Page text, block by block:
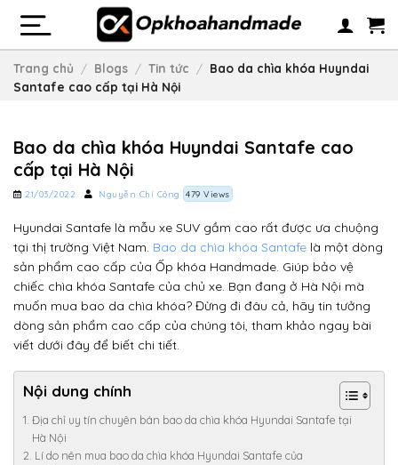
content
Trang chủ / Blogs / Tin tức / Bao da chìa khóa Huyndai
Santafe cao cấp tại Hà Nội
Bao da chìa khóa Huyndai Santafe cao
cấp tại Hà Nội
21/03/2022 Nguyễn Chí Công 479 Views
Hyundai Santafe là mẫu xe SUV gầm cao rất được ưa chuộng
tại thị trường Việt Nam. Bao da chìa khóa Santafe là một dòng
sản phẩm cao cấp của Ốp khóa Handmade. Giúp bảo vệ
chiếc chìa khóa Santafe của chủ xe. Bạn đang ở Hà Nội mà
muốn mua bao da chìa khóa? Đừng đi đâu cả, hãy tin tưởng
dòng sản phẩm cao cấp của chúng tôi, tham khảo ngay bài
viết dưới đây để biết chi tiết.
Nội dung chính
Địa chỉ uy tín chuyên bán bao da chìa khóa Hyundai Santafe tại
Hà Nội
Lí do nên mua bao da chìa khóa Hyundai Santafe của